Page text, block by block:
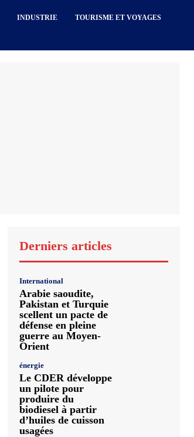
INDUSTRIE TOURISME ET VOYAGES
Derniers articles
International
Arabie saoudite,
Pakistan et Turquie
scellent un pacte de
défense en pleine
guerre au Moyen-
Orient
énergie
Le CDER développe
un pilote pour
produire du
biodiesel à partir
d’huiles de cuisson
usagées